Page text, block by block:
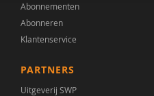
Abonnementen
Abonneren
Klantenservice
PARTNERS
Uitgeverij SWP